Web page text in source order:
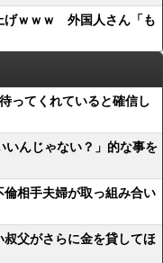
げｗｗｗ 外国人さん「も
ってくれていると確信し
いんじゃない？」的な事を
相手夫婦が取っ組み合い
父がさらに金を貸してほ